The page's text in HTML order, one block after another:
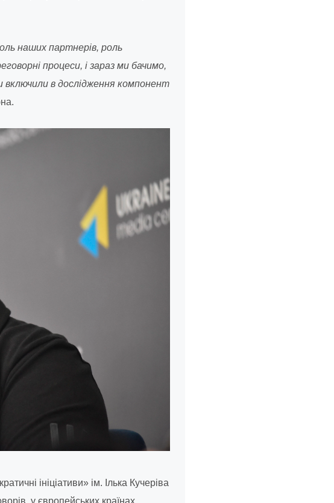
наших партнерів, роль
процеси, і зараз ми бачимо,
включили в дослідження компонент
ініціативи» ім. Ілька Кучеріва
у європейських країнах